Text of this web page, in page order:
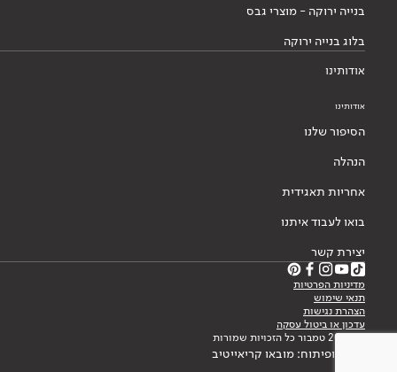
בנייה ירוקה - מוצרי גבס
בלוג בנייה ירוקה
אודותינו
אודותינו
הסיפור שלנו
הנהלה
אחריות תאגידית
בואו לעבוד איתנו
יצירת קשר
מדיניות הפרטיות
תנאי שימוש
הצהרת נגישות
עדכון או ביטול עסקה
© 2026 טמבור כל הזכויות שמורות
עיצוב ופיתוח: מובאו קריאייטיב